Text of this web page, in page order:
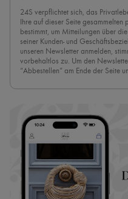
24S verpflichtet sich, das
Ihre auf dieser Seite
bestimmt, um Mitteilungen über
seiner Kunden- und
unseren Newsletter anmelden,
vorbehaltlos zu. Um den
“Abbestellen” am Ende der Seite